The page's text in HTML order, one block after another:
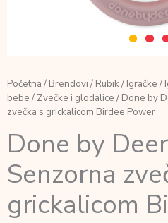
Početna / Brendovi / Rubik/ Igračke /
bebe / Zvečke i glodalice / Done by
zvečka s grickalicom Birdee Power
Done by
Senzorna
grickalicom